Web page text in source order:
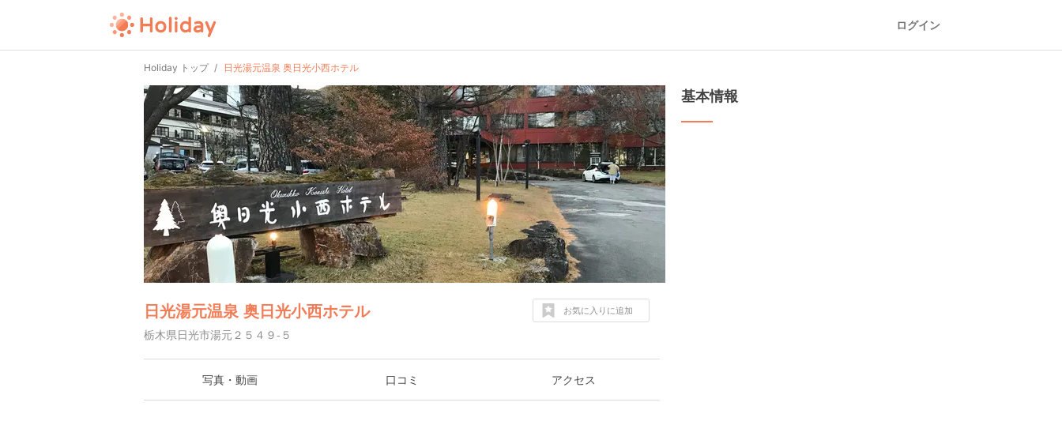
ログイン
Holiday トップ 日光湯元温泉 奥日光小西ホテル
日光湯元温泉 奥日光小西ホテル
栃木県日光市湯元２５４９-５
お気に入りに追加
写真・動画 口コミ アクセス
基本情報